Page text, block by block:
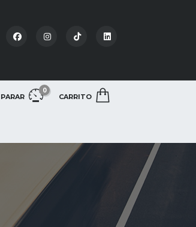
0
CARRITO